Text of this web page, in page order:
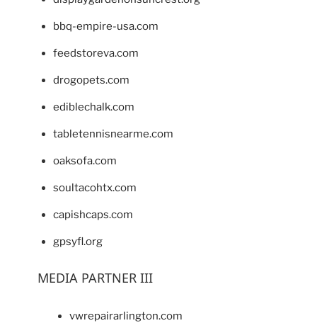
bbq-empire-usa.com
feedstoreva.com
drogopets.com
ediblechalk.com
tabletennisnearme.com
oaksofa.com
soultacohtx.com
capishcaps.com
gpsyfl.org
MEDIA PARTNER III
vwrepairarlington.com